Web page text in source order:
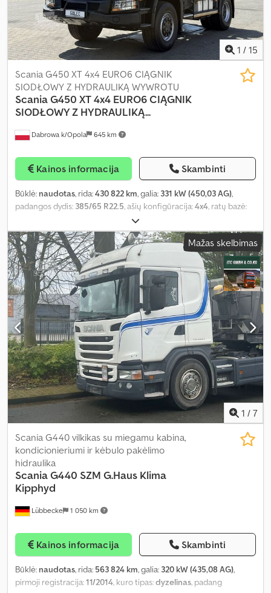
1 / 15
Dabrowa k/Opola 645 km
Scania G450 XT 4x4 EURO6 CIĄGNIK
SIODŁOWY Z HYDRAULIKĄ WYWROTU
ScaniaG450 XT 4x4 EURO6 CIĄGNIK
SIODŁOWY Z HYDRAULIKĄ...
Kainos informacija Skambinti
Būklė: naudotas, rida:430 822 km, galia: 331 kW (450,03 AG),
padangos dydis: 385/65 R22.5, ašių konfigūracija:4x4, ratų bazė:
, pavaros tipas:
klasė:Euro 6, pakaba:oras, bendras ilgis:5 900 mm, bendras plotis:
2 550 mm, bendras aukštis:3 700 mm, Gamybos metai: 2020,
Įranga:ABS, centrinis užraktas, diferencialo užraktas, elektrinis
langų reguliavimas, elektriškai reguliuojamas veidrodis, kruizo
kontrolė, oro kondicionavimas
Mažas skelbimas
1 / 7
Lübbecke 1 050 km
Scania G440 vilkikas su miegamu kabina,
kondicionieriumi ir kėbulo pakėlimo
hidraulika
ScaniaG440 SZM G.Haus Klima
Kipphyd
Kainos informacija Skambinti
Būklė: naudotas, rida: 563 824 km, galia: 320 kW (435,08 AG),
pirmoji registracija:11/2014, kuro tipas:dyzelinas, padang